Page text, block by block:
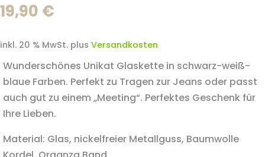
19,90 €
inkl. 20 % MwSt. plus Versandkosten
Wunderschönes Unikat Glaskette in schwarz-weiß-
blaue Farben. Perfekt zu Tragen zur Jeans oder passt
auch gut zu einem „Meeting“. Perfektes Geschenk für
Ihre Lieben.
Material: Glas, nickelfreier Metallguss, Baumwolle